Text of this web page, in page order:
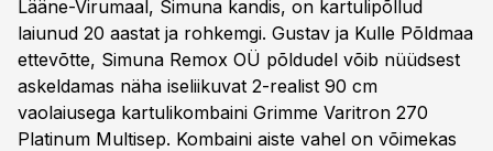
Lääne-Virumaal, Simuna kandis, on kartulipõllud
laiunud 20 aastat ja rohkemgi. Gustav ja Kulle Põldmaa
ettevõtte, Simuna Remox OÜ põldudel võib nüüdsest
askeldamas näha iseliikuvat 2-realist 90 cm
vaolaiusega kartulikombaini Grimme Varitron 270
Platinum Multisep. Kombaini aiste vahel on võimekas